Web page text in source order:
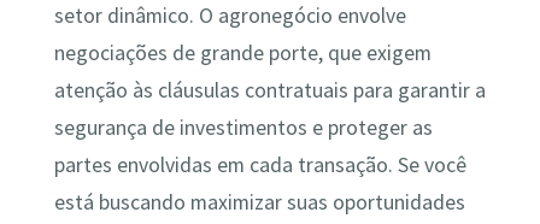
setor dinâmico. O agronegócio envolve
negociações de grande porte, que exigem
atenção às cláusulas contratuais para garantir a
segurança de investimentos e proteger as
partes envolvidas em cada transação. Se você
está buscando maximizar suas oportunidades